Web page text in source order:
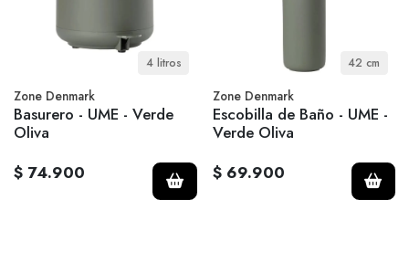
4 litros
Zone Denmark
Basurero - UME - Verde
Oliva
$ 74.900
42 cm
Zone Denmark
Escobilla de Baño - UME -
Verde Oliva
$ 69.900